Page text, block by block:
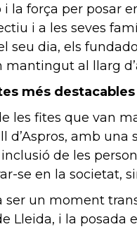
i la força per posar
i a les seves
seu dia, els
al llarg
més
les fites que van
d’Aspros, amb
de les
se en la societat,
ser un moment
Lleida, i la posada